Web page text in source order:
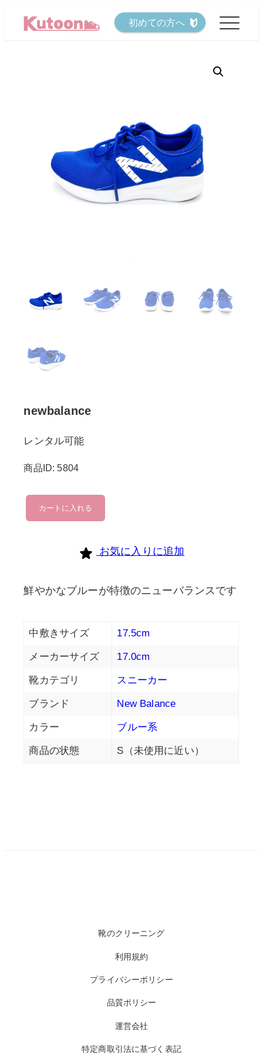
初めての方へ
newbalance
レンタル可能
商品ID: 5804
newbalance
個
カートに入れる
お気に入りに追加
鮮やかなブルーが特徴のニューバランスです
中敷きサイズ 17.5cm
メーカーサイズ 17.0cm
靴カテゴリ スニーカー
ブランド New Balance
カラー ブルー系
商品の状態 S（未使用に近い）
靴のクリーニング
利用規約
プライバシーポリシー
品質ポリシー
運営会社
特定商取引法に基づく表記